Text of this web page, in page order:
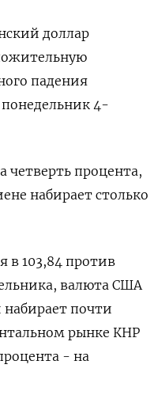
доллар
падения
4-
четверть процента,
набирает столько
в 103,84 против
валюта США
почти
рынке КНР
- на